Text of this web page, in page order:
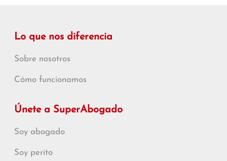
Lo que nos diferencia
Sobre nosotros
Cómo funcionamos
Únete a SuperAbogado
Soy abogado
Soy perito